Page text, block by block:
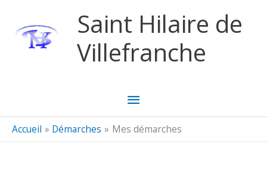
Saint Hilaire de
Villefranche
Menu
principal
Accueil Démarches Mes démarches